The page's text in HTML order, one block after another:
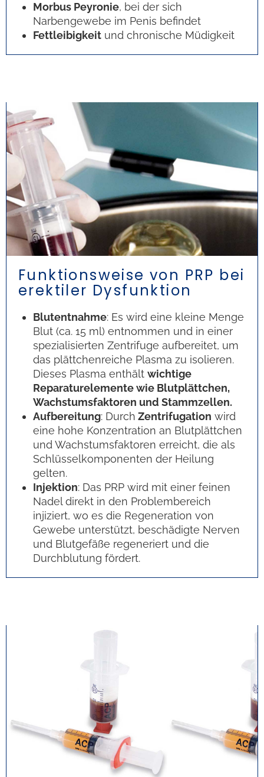
Morbus Peyronie, bei der sich
Narbengewebe im Penis befindet
Fettleibigkeit und chronische Müdigkeit
Funktionsweise von PRP bei
erektiler Dysfunktion
Blutentnahme: Es wird eine kleine Menge
Blut (ca. 15 ml) entnommen und in einer
spezialisierten Zentrifuge aufbereitet, um
das plättchenreiche Plasma zu isolieren.
Dieses Plasma enthält wichtige
Reparaturelemente wie Blutplättchen,
Wachstumsfaktoren und Stammzellen.
Aufbereitung: Durch Zentrifugation wird
eine hohe Konzentration an Blutplättchen
und Wachstumsfaktoren erreicht, die als
Schlüsselkomponenten der Heilung
gelten.
Injektion: Das PRP wird mit einer feinen
Nadel direkt in den Problembereich
injiziert, wo es die Regeneration von
Gewebe unterstützt, beschädigte Nerven
und Blutgefäße regeneriert und die
Durchblutung fördert.